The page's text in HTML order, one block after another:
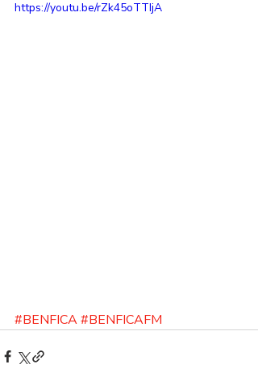
https://youtu.be/rZk45oTTIjA
#BENFICA#BENFICAFM